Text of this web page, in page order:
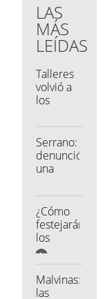
LAS
MÁS
LEÍDAS
Talleres
volvió a
los
con la
mira
puesta
en tres
Serrano:
denunció
una
por más
de
$1.600.000
¿Cómo
festejarán
los
jóvenes
en el Día
del
Amigo?
Malvinas:
las